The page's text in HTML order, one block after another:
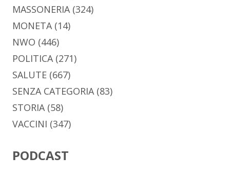
MASSONERIA(324)
MONETA(14)
NWO (446)
POLITICA(271)
SALUTE (667)
SENZA CATEGORIA(83)
STORIA(58)
VACCINI (347)
PODCAST